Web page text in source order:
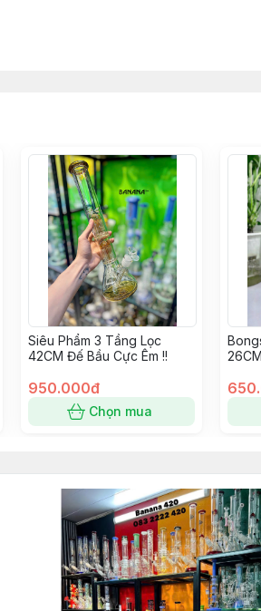
Siêu Phẩm 3 Tầng Lọc
42CM Đế Bầu Cực Êm !!
950.000đ
Chọn mua
26CM